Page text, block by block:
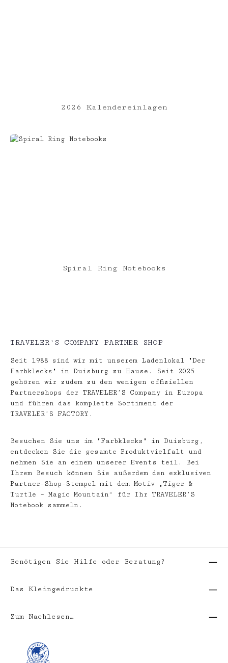
2026 Kalendereinlagen
Spiral Ring Notebooks
TRAVELER'S COMPANY PARTNER SHOP
Seit 1988 sind wir mit unserem Ladenlokal "Der
Farbklecks" in Duisburg zu Hause. Seit 2025
gehören wir zudem zu den wenigen offiziellen
Partnershops der TRAVELER’S Company in Europa
und führen das komplette Sortiment der
TRAVELER’S FACTORY.
Besuchen Sie uns im "Farbklecks" in Duisburg,
entdecken Sie die gesamte Produktvielfalt und
nehmen Sie an einem unserer Events teil. Bei
Ihrem Besuch können Sie außerdem den exklusiven
Partner-Shop-Stempel mit dem Motiv „Tiger &
Turtle – Magic Mountain“ für Ihr TRAVELER’S
Notebook sammeln.
Benötigen Sie Hilfe oder Beratung?
Das Kleingedruckte
Zum Nachlesen…